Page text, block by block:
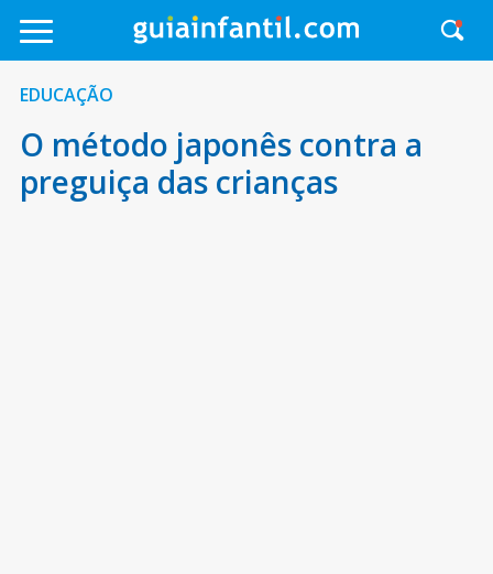
EDUCAÇÃO
O método japonês contra a
preguiça das crianças